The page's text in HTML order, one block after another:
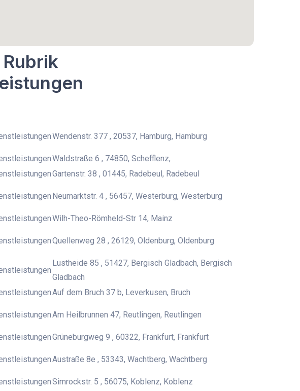
Wendenstr. 377 , 20537, Hamburg, Hamburg
Waldstraße 6 , 74850, Schefflenz,
Gartenstr. 38 , 01445, Radebeul, Radebeul
Neumarktstr. 4 , 56457, Westerburg, Westerburg
Wilh-Theo-Römheld-Str 14, Mainz
Quellenweg 28 , 26129, Oldenburg, Oldenburg
Lustheide 85 , 51427, Bergisch Gladbach, Bergisch
Gladbach
Auf dem Bruch 37 b, Leverkusen, Bruch
Am Heilbrunnen 47, Reutlingen, Reutlingen
Grüneburgweg 9 , 60322, Frankfurt, Frankfurt
Austraße 8e , 53343, Wachtberg, Wachtberg
Simrockstr. 5 , 56075, Koblenz, Koblenz